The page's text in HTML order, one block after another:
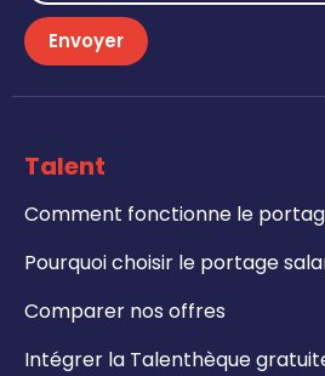
Envoyer
Talent
Comment fonctionne le
Pourquoi choisir le portage
Comparer nos offres
Intégrer la Talenthèque